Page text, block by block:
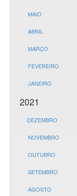
MAIO
ABRIL
MARÇO
FEVEREIRO
JANEIRO
2021
DEZEMBRO
NOVEMBRO
OUTUBRO
SETEMBRO
AGOSTO